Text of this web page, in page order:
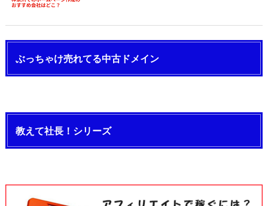
ぶっちゃけ売れてる中古ドメイン
教えて社長！シリーズ